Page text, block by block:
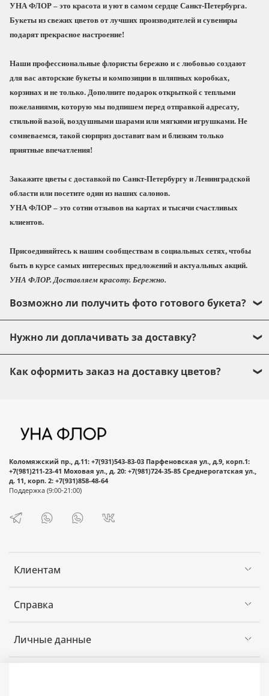
Заполните вазу водой не менее чем на 2/3,
добавьте пакетик подкормки для срезанных
цветов, который мы приложим к Вашему
При выборе места для вазы с цветами
избегайте прямых солнечных лучей, сквозняков
и отопительных приборов.
Чтобы букет радовал дольше, не забывайте
менять воду и подрезать стебли не реже 1 раза в
губке, не забывайте подливать воду 1 раз в 2-3
дня.
С любовью, УНА ФЛОР!
УНА ФЛОР – это красота и уют в самом сердце Санкт-Петербурга.
Букеты из свежих цветов от лучших производителей и сувениры
подарят прекрасное настроение!
Наши профессиональные флористы бережно и с любовью создают
для вас авторские букеты и композиции в шляпных коробках,
корзинах и не только. Дополните подарок открыткой с теплыми
пожеланиями, которую мы подпишем перед отправкой адресату,
стильной вазой, воздушными шарами или мягкими игрушками. Не
сомневаемся, такой сюрприз доставит вам и близким только
приятные впечатления!
Закажите цветы с доставкой по Санкт-Петербургу и Ленинградской
области или посетите один из наших салонов.
УНА ФЛОР – это сотни отзывов на картах и тысячи счастливых
клиентов.
Присоединяйтесь к нашим сообществам в социальных сетях, чтобы
быть в курсе самых интересных предложений и актуальных акций.
УНА ФЛОР. Доставляем красоту. Бережно.
Возможно ли получить фото готового букета?
курьерскую службу, мы обязательно направим
фото Вам, чтобы Вы могли быть точно уверены,
что букет или композиция полностью
Нужно ли доплачивать за доставку?
Стоимость доставки по Санкт-Петербургу – 500
Как оформить заказ на доставку цветов?
Добавьте понравившийся букет или
Нажмите кнопку «Оформить заказ».
Заполните информацию об отправителе и
получателе (если оформляется доставка),
доставка), а также выберите желаемый
статусе заказа.
выполнен точно в срок.
Клиентам
Справка
Личные данные
Коломяжский пр., д.11: +7(931)543-83-03 Парфеновская ул., д.9, корп.1:
+7(981)211-23-41 Моховая ул., д. 20: +7(981)724-35-85 Среднерогатская ул.,
д. 11, корп. 2: +7(931)858-48-64
Поддержка (9:00-21:00)